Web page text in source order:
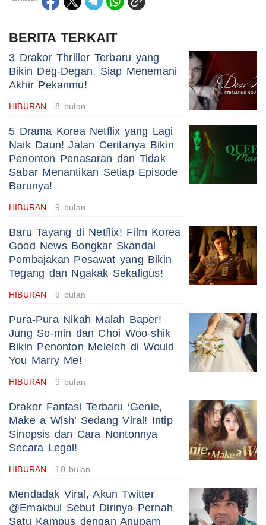
BERITA TERKAIT
3 Drakor Thriller Terbaru yang
Bikin Deg-Degan, Siap Menemani
Akhir Pekanmu!
HIBURAN 8 bulan
5 Drama Korea Netflix yang Lagi
Naik Daun! Jalan Ceritanya Bikin
Penonton Penasaran dan Tidak
Sabar Menantikan Setiap Episode
Barunya!
HIBURAN 9 bulan
Baru Tayang di Netflix! Film Korea
Good News Bongkar Skandal
Pembajakan Pesawat yang Bikin
Tegang dan Ngakak Sekaligus!
HIBURAN 9 bulan
Pura-Pura Nikah Malah Baper!
Jung So-min dan Choi Woo-shik
Bikin Penonton Meleleh di Would
You Marry Me!
HIBURAN 9 bulan
Drakor Fantasi Terbaru ‘Genie,
Make a Wish’ Sedang Viral! Intip
Sinopsis dan Cara Nontonnya
Secara Legal!
HIBURAN 10 bulan
Mendadak Viral, Akun Twitter
@Emakbul Sebut Dirinya Pernah
Satu Kampus dengan Anupam